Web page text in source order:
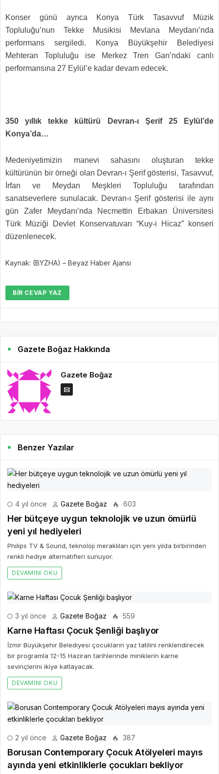
Konser günü ayrıca Konya Türk Tasavvuf Müzik
Topluluğu’nun Tekke Musikisi Mevlana Meydanı’nda
performans sergiledi. Konya Büyükşehir Belediyesi
Mehteran Topluluğu ise Merkez Tren Garı’ndaki canlı
performansına 27 Eylül’e kadar devam edecek.
350 yıllık tekke kültürü Devran-ı Şerif 25 Eylül’de
Konya’da…
Medeniyetimizin manevi sahasını oluşturan tekke
kültürünün bir örneği olan Devran-ı Şerif gösterisi, Tasavvuf,
İrfan ve Meydan Meşkleri Topluluğu tarafından
sanatseverlere sunulacak. Devran-ı Şerif gösterisi ile aynı
gün Zafer Meydanı’nda Necmettin Erbakan Üniversitesi
Türk Müziği Devlet Konservatuvarı “Kuy-i Hicaz” konseri
düzenlenecek.
Kaynak: (BYZHA) – Beyaz Haber Ajansı
BIR CEVAP YAZ
Gazete Boğaz Hakkında
Gazete Boğaz
Benzer Yazılar
4 yıl önce Gazete Boğaz 603
Her bütçeye uygun teknolojik ve uzun ömürlü
yeni yıl hediyeleri
Philips TV & Sound, teknoloji meraklıları için yeni yılda birbirinden
renkli hediye alternatifleri sunuyor.
DEVAMINI OKU
3 yıl önce Gazete Boğaz 559
Karne Haftası Çocuk Şenliği başlıyor
İzmir Büyükşehir Belediyesi çocukların yaz tatilini renklendirecek
bir programla 12-15 Haziran tarihlerinde miniklerin karne
sevinçlerini ikiye katlayacak.
DEVAMINI OKU
2 yıl önce Gazete Boğaz 387
Borusan Contemporary Çocuk Atölyeleri mayıs
ayında yeni etkinliklerle çocukları bekliyor